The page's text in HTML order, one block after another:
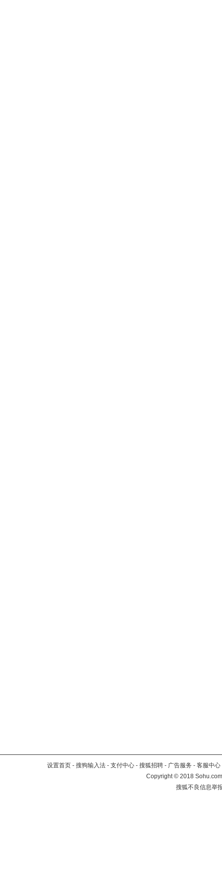
设置首页 - 搜狗输入法 - 支付中心 - 搜狐招聘 - 广告服务 - 客服中心
Copyright©2018
搜狐不良信息举